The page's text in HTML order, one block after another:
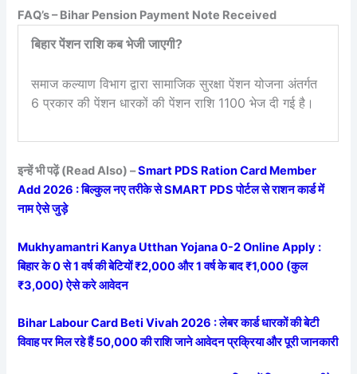
FAQ’s – Bihar Pension Payment Note Received
बिहार पेंशन राशि कब भेजी जाएगी?
समाज कल्याण विभाग द्वारा सामाजिक सुरक्षा पेंशन योजना अंतर्गत
6 प्रकार की पेंशन धारकों की पेंशन राशि 1100 भेज दी गई है।
इन्हें भी पढ़ें (Read Also) –Smart PDS Ration Card Member
Add 2026 : बिल्कुल नए तरीके से SMART PDS पोर्टल से राशन कार्ड में
नाम ऐसे जुड़े
Mukhyamantri Kanya Utthan Yojana 0-2 Online Apply :
बिहार के 0 से 1 वर्ष की बेटियों ₹2,000 और 1 वर्ष के बाद ₹1,000 (कुल
₹3,000) ऐसे करे आवेदन
Bihar Labour Card Beti Vivah 2026 : लेबर कार्ड धारकों की बेटी
विवाह पर मिल रहे हैं 50,000 की राशि जाने आवेदन प्रक्रिया और पूरी जानकारी